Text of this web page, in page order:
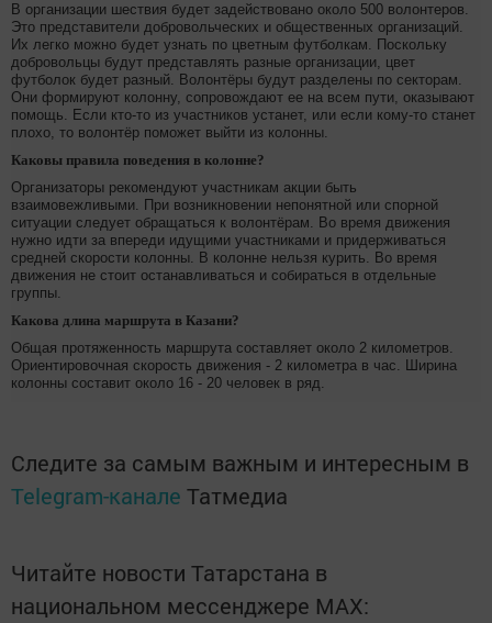
В организации шествия будет задействовано около 500 волонтеров.
Это представители добровольческих и общественных организаций.
Их легко можно будет узнать по цветным футболкам. Поскольку
добровольцы будут представлять разные организации, цвет
футболок будет разный. Волонтёры будут разделены по секторам.
Они формируют колонну, сопровождают ее на всем пути, оказывают
помощь. Если кто-то из участников устанет, или если кому-то станет
плохо, то волонтёр поможет выйти из колонны.
Каковы правила поведения в колонне?
Организаторы рекомендуют участникам акции быть
взаимовежливыми. При возникновении непонятной или спорной
ситуации следует обращаться к волонтёрам. Во время движения
нужно идти за впереди идущими участниками и придерживаться
средней скорости колонны. В колонне нельзя курить. Во время
движения не стоит останавливаться и собираться в отдельные
группы.
Какова длина маршрута в Казани?
Общая протяженность маршрута составляет около 2 километров.
Ориентировочная скорость движения - 2 километра в час. Ширина
колонны составит около 16 - 20 человек в ряд.
Следите за самым важным и интересным в
Telegram-канале Татмедиа
Читайте новости Татарстана в
национальном мессенджере MАХ: